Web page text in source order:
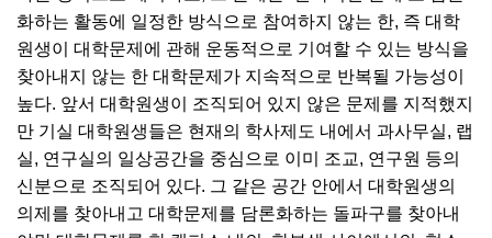
화하는 활동에 일정한 방식으로 참여하지 않는 한, 즉 대학
원생이 대학문제에 관해 운동적으로 기여할 수 있는 방식을
찾아내지 않는 한 대학문제가 지속적으로 반복될 가능성이
높다. 앞서 대학원생이 조직되어 있지 않은 문제를 지적했지
만 기실 대학원생들은 현재의 학사제도 내에서 과사무실, 랩
실, 연구실의 일상공간을 중심으로 이미 조교, 연구원 등의
신분으로 조직되어 있다. 그 같은 공간 안에서 대학원생의
의제를 찾아내고 대학문제를 담론화하는 돌파구를 찾아내